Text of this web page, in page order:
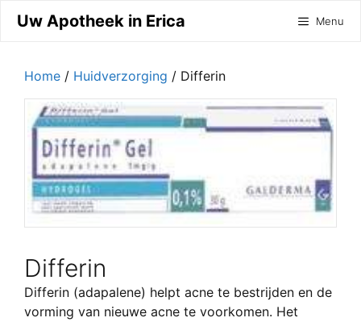
naar
inhoud
Uw Apotheek in Erica Menu
Home / Huidverzorging / Differin
Differin
Differin (adapalene) helpt acne te bestrijden en de
vorming van nieuwe acne te voorkomen. Het